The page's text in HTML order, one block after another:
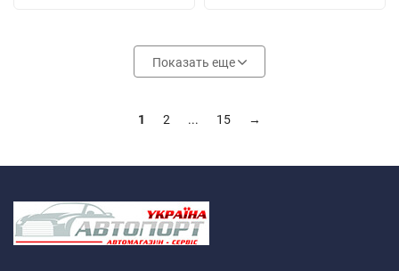
Показать еще
1 2 ... 15 →